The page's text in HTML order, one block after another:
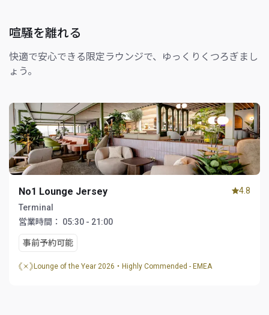
喧騒を離れる
快適で安心できる限定ラウンジで、ゆっくりくつろぎまし
ょう。
No1 Lounge Jersey
Terminal
営業時間：
05:30 - 21:00
事前予約可能
Lounge of the Year 2026・Highly Commended - EMEA
4.8